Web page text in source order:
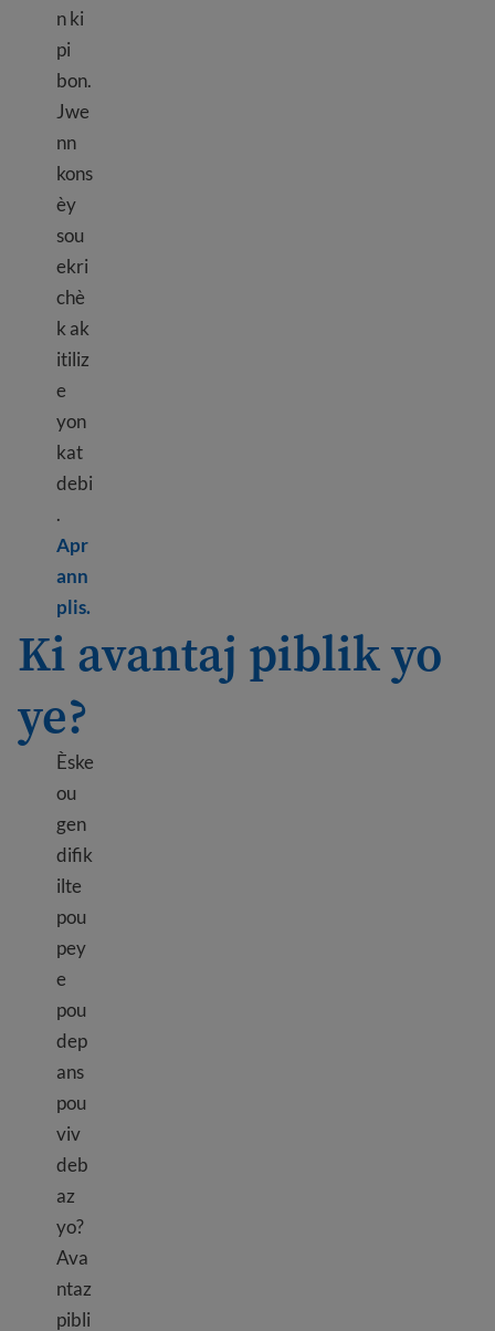
n ki
pi
bon.
Jwe
nn
kons
èy
sou
ekri
chè
k ak
itiliz
e
yon
kat
debi
.
Apr
ann
plis.Learn more about Bank information
Ki avantaj piblik yo
ye?
Èske
ou
gen
difik
ilte
pou
pey
e
pou
dep
ans
pou
viv
deb
az
yo?
Ava
ntaz
pibli